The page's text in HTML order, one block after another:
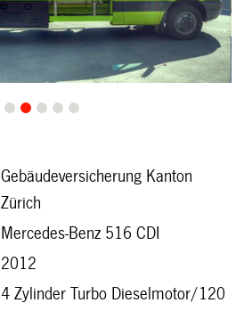
Gebäudeversicherung Kanton
Zürich
Mercedes-Benz 516 CDI
2012
4 Zylinder Turbo Dieselmotor/120